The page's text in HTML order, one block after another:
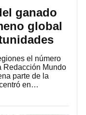
ganado
global
el número
Redacción Mundo
parte de la
en…